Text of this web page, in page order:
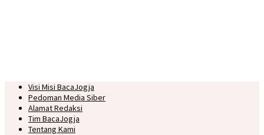
Visi Misi BacaJogja
Pedoman Media Siber
Alamat Redaksi
Tim BacaJogja
Tentang Kami